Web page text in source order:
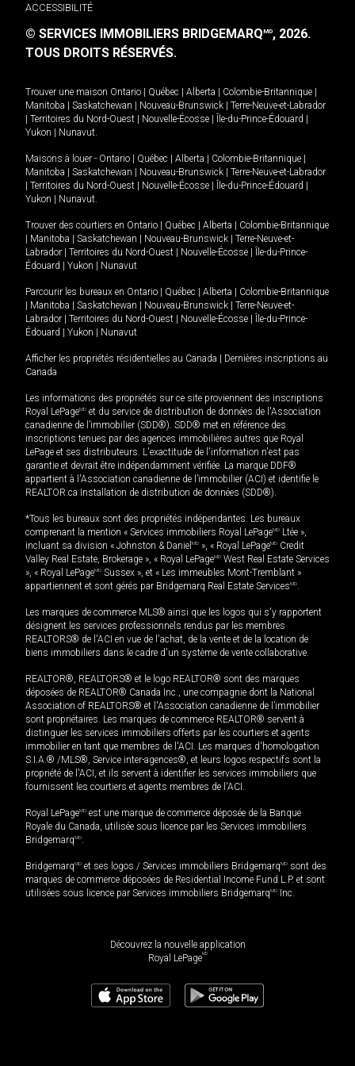
ACCESSIBILITÉ
© SERVICES IMMOBILIERS BRIDGEMARQMD, 2026.
TOUS DROITS RÉSERVÉS.
Trouver une maison Ontario Québec Alberta Colombie-Britannique
Manitoba
Saskatchewan Nouveau-Brunswick
Terre-Neuve-et-Labrador
Territoires du Nord-Ouest Nouvelle-Écosse Île-du-Prince-Édouard
Yukon
Nunavut.
Maisons à louer - Ontario Québec Alberta Colombie-Britannique
Manitoba
Saskatchewan Nouveau-Brunswick
Terre-Neuve-et-Labrador
Territoires du Nord-Ouest Nouvelle-Écosse Île-du-Prince-Édouard
Yukon
Nunavut.
Trouver des courtiers en Ontario Québec Alberta
Colombie-Britannique
Manitoba Saskatchewan Nouveau-Brunswick
Terre-Neuve-et-
Labrador
Territoires du Nord-Ouest Nouvelle-Écosse
Île-du-Prince-
Édouard
Yukon Nunavut
Parcourir les bureaux en Ontario Québec Alberta
Colombie-Britannique
Manitoba Saskatchewan Nouveau-Brunswick
Terre-Neuve-et-
Labrador
Territoires du Nord-Ouest Nouvelle-Écosse
Île-du-Prince-
Édouard
Yukon Nunavut
Afficher les propriétés résidentielles au Canada
Dernières inscriptions au
Canada
Les informations des propriétés sur ce site proviennent des inscriptions
Royal LePageMD et du service de distribution de données de l'Association
canadienne de l’immobilier (SDD®). SDD® met en référence des
inscriptions tenues par des agences immobilières autres que Royal
LePage et ses distributeurs. L'exactitude de l'information n'est pas
garantie et devrait être indépendamment vérifiée. La marque DDF®
appartient à l'Association canadienne de l’immobilier (ACI) et identifie le
REALTOR.ca Installation de distribution de données (SDD®).
*Tous les bureaux sont des propriétés indépendantes. Les bureaux
comprenant la mention « Services immobiliers Royal LePageMD Ltée »,
incluant sa division « Johnston & Daniel MD », « Royal LePageMD Credit
Valley Real Estate, Brokerage », « Royal LePageMD West Real Estate Services
», « Royal LePageMD Sussex », et « Les immeubles Mont-Tremblant »
appartiennent et sont gérés par Bridgemarq Real Estate ServicesMD.
Les marques de commerce MLS® ainsi que les logos qui s'y rapportent
désignent les services professionnels rendus par les membres
REALTORS® de l'ACI en vue de l'achat, de la vente et de la location de
biens immobiliers dans le cadre d'un système de vente collaborative.
REALTOR®, REALTORS® et le logo REALTOR® sont des marques
déposées de REALTOR® Canada Inc., une compagnie dont la National
Association of REALTORS® et l'Association canadienne de l’immobilier
sont propriétaires. Les marques de commerce REALTOR® servent à
distinguer les services immobiliers offerts par les courtiers et agents
immobilier en tant que membres de l'ACI. Les marques d'homologation
S.I.A.® /MLS®, Service inter-agences®, et leurs logos respectifs sont la
propriété de l'ACI, et ils servent à identifier les services immobiliers que
fournissent les courtiers et agents membres de l'ACI.
Royal LePageMD est une marque de commerce déposée de la Banque
Royale du Canada, utilisée sous licence par les Services immobiliers
BridgemarqMD.
BridgemarqMD et ses logos / Services immobiliers BridgemarqMD sont des
marques de commerce déposées de Residential Income Fund L.P. et sont
utilisées sous licence par Services immobiliers BridgemarqMD Inc.
Découvrez la nouvelle application
Royal LePageMD